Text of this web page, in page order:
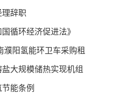
徽亳州涡阳县
辞职
循环经济促进法》
濮阳氢能环卫车采购租
示
大规模储热实现机组
重大科技创新示范项
能条例